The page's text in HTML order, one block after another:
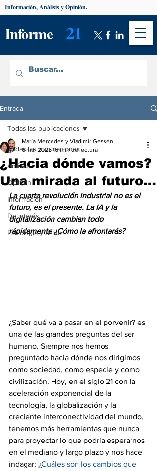
Informe 21
Información, Análisis y Opinión.
Entrada
Todas las publicaciones
Análisis
Opinión
Información
De interés
Psicología y Salud
Todas las publicaciones
¿Hacia dónde vamos?
Una mirada al futuro…
María Mercedes y Vladimir Gessen
6 mar 2025 16 min de lectura
La cuarta revolución industrial no es el
futuro, es el presente. La IA y la
digitalización cambian todo
rápidamente ¿Cómo la afrontarás?
¿Saber qué va a pasar en el porvenir? es
una de las grandes preguntas del ser
humano. Siempre nos hemos
preguntado hacia dónde nos dirigimos
como sociedad, como especie y como
civilización. Hoy, en el siglo 21 con la
aceleración exponencial de la
tecnología, la globalización y la
creciente interconectividad del mundo,
tenemos más herramientas que nunca
para proyectar lo que podría esperarnos
en el mediano y largo plazo y nos hace
indagar: ¿Cuáles son los cambios que